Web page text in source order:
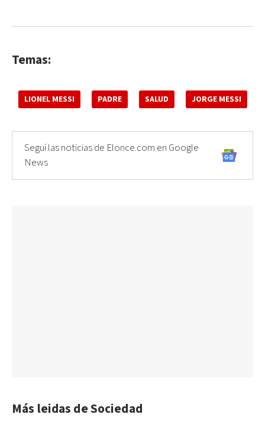
Temas:
LIONEL MESSI PADRE SALUD JORGE MESSI
Seguí las noticias de Elonce.com en Google
News
Más leidas de Sociedad